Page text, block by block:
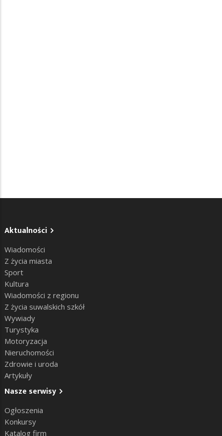
Aktualności
Wiadomości
Z życia miasta
Sport
Kultura
Wiadomości z regionu
Z życia suwalskich szkół
Wywiady
Turystyka
Motoryzacja
Nieruchomości
Zdrowie i uroda
Artykuły
Nasze serwisy
Ogłoszenia
Konkursy
Katalog firm